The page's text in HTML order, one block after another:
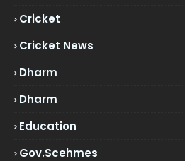
Cricket
Cricket News
Dharm
Dharm
Education
Gov.scehmes